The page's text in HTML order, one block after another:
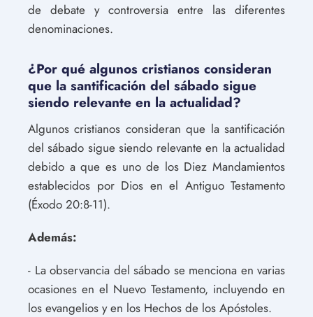
de debate y controversia entre las diferentes
denominaciones.
¿Por qué algunos cristianos consideran
que la santificación del sábado sigue
siendo relevante en la actualidad?
Algunos cristianos consideran que la santificación
del sábado sigue siendo relevante en la actualidad
debido a que es uno de los Diez Mandamientos
establecidos por Dios en el Antiguo Testamento
(Éxodo 20:8-11).
Además:
- La observancia del sábado se menciona en varias
ocasiones en el Nuevo Testamento, incluyendo en
los evangelios y en los Hechos de los Apóstoles.